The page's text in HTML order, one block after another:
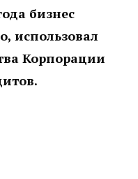
бизнес
использовал
Корпорации